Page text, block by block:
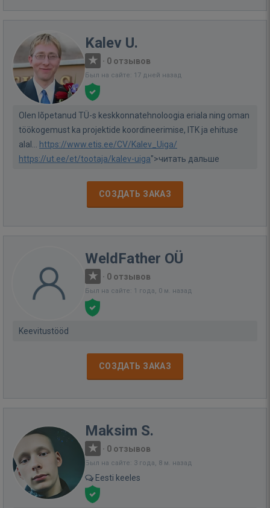
Kalev U.
· 0 отзывов
Был на сайте: 17 дней назад
Olen lõpetanud TÜ-s keskkonnatehnoloogia eriala ning oman
töökogemust ka projektide koordineerimise, ITK ja ehituse
alal...
https://www.etis.ee/CV/Kalev_Uiga/
https://ut.ee/et/tootaja/kalev-uiga">читать дальше
СОЗДАТЬ ЗАКАЗ
WeldFather OÜ
· 0 отзывов
Был на сайте: 1 года, 0 м. назад
Keevitustööd
СОЗДАТЬ ЗАКАЗ
Maksim S.
· 0 отзывов
Был на сайте: 3 года, 8 м. назад
Eesti keeles